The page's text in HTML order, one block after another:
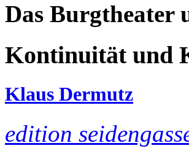
Das Burgtheater
Kontinuität und
Klaus Dermutz
edition